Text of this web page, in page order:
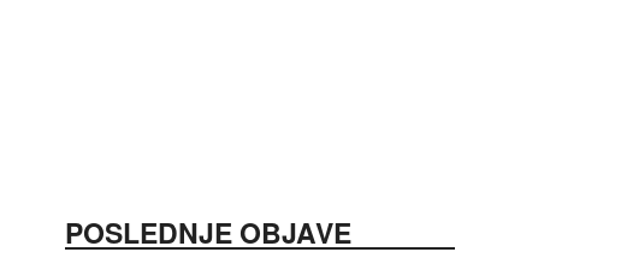
POSLEDNJE OBJAVE